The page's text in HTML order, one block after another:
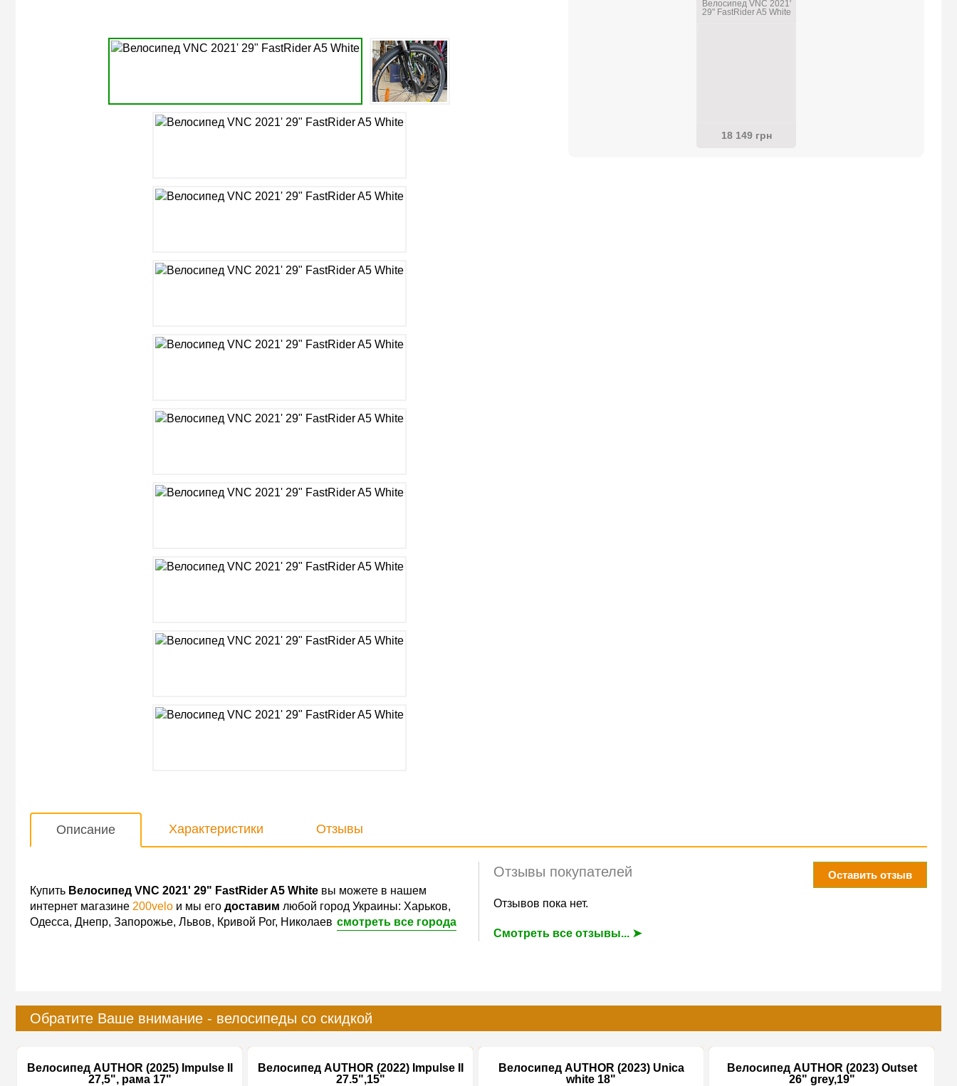
Велосипед VNC 2021'
29" FastRider A5 White
18 149 грн
Описание Характеристики Отзывы
Оставить отзыв
Отзывы покупателей
Отзывов пока нет.
Смотреть все отзывы... ➤
Купить Велосипед VNC 2021' 29" FastRider A5 White вы можете в нашем
интернет магазине 200velo и мы его доставим любой город Украины: Харьков,
Одесса, Днепр, Запорожье, Львов, Кривой Рог, Николаев смотреть все города
Обратите Ваше внимание - велосипеды со скидкой
Велосипед AUTHOR (2025) Impulse II
27,5", рама 17"
Велосипед AUTHOR (2022) Impulse II
27.5",15"
Велосипед AUTHOR (2023) Unica
white 18"
Велосипед AUTHOR (2023) Outset
26" grey,19"